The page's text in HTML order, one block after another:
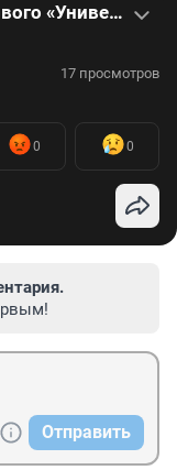
Что стало с актерами самого первого «Универа» — видео
17 просмотров
0 0
Отправить